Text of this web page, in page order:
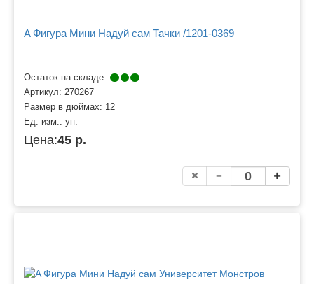
A Фигура Мини Надуй сам Тачки /1201-0369
Остаток на складе:
Артикул: 270267
Размер в дюймах: 12
Ед. изм.: уп.
Цена:45 р.